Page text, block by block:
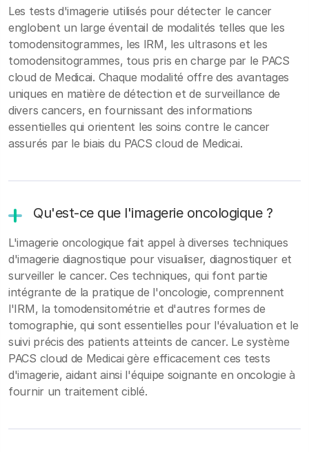
Les tests d'imagerie utilisés pour détecter le cancer
englobent un large éventail de modalités telles que les
tomodensitogrammes, les IRM, les ultrasons et les
tomodensitogrammes, tous pris en charge par le PACS
cloud de Medicai. Chaque modalité offre des avantages
uniques en matière de détection et de surveillance de
divers cancers, en fournissant des informations
essentielles qui orientent les soins contre le cancer
assurés par le biais du PACS cloud de Medicai.
Qu'est-ce que l'imagerie oncologique ?
L'imagerie oncologique fait appel à diverses techniques
d'imagerie diagnostique pour visualiser, diagnostiquer et
surveiller le cancer. Ces techniques, qui font partie
intégrante de la pratique de l'oncologie, comprennent
l'IRM, la tomodensitométrie et d'autres formes de
tomographie, qui sont essentielles pour l'évaluation et le
suivi précis des patients atteints de cancer. Le système
PACS cloud de Medicai gère efficacement ces tests
d'imagerie, aidant ainsi l'équipe soignante en oncologie à
fournir un traitement ciblé.